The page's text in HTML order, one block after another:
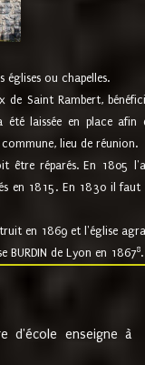
églises ou chapelles.
Saint Rambert,
laissée en place
lieu de réunion.
réparés. En 1805
en 1815. En 1830 il
en 1869 et l'église
BURDIN de Lyon en 18678.
d'école enseigne à